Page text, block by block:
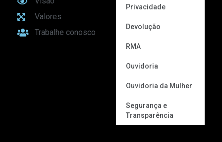
Valores
Trabalhe conosco
Privacidade
Devolução
RMA
Ouvidoria
Ouvidoria da Mulher
Segurança e
Transparência